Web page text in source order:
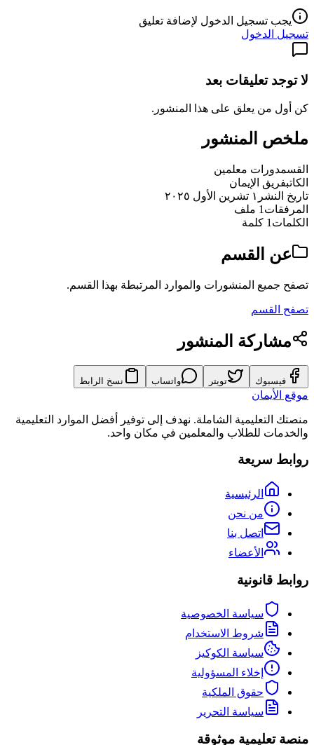
يجب تسجيل الدخول لإضافة تعليق
تسجيل الدخول
لا توجد تعليقات بعد
كن أول من يعلق على هذا المنشور.
ملخص المنشور
القسمدورات معلمين
الكاتبفريق الإيمان
تاريخ النشر ١ تشرين الأول ٢٠٢٥
المرفقات 1 ملف
الكلمات 1 كلمة
عن القسم
تصفح جميع المنشورات والموارد المرتبطة بهذا القسم.
تصفح القسم
مشاركة المنشور
فيسبوك تويتر واتساب نسخ الرابط
موقع الأيمان
منصتك التعليمية الشاملة. نهدف إلى توفير أفضل الموارد التعليمية
والخدمات للطلاب والمعلمين في مكان واحد.
روابط سريعة
الرئيسية
من نحن
اتصل بنا
الأعضاء
روابط قانونية
سياسة الخصوصية
شروط الاستخدام
سياسة الكوكيز
إخلاء المسؤولية
حقوق الملكية
سياسة التحرير
منصة تعليمية موثوقة